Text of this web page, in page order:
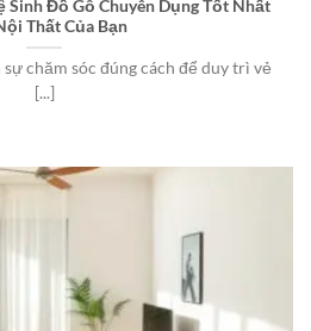
Sinh Đồ Gỗ Chuyên Dụng Tốt Nhất
Thất Của Bạn
chăm sóc đúng cách để duy trì vẻ
[...]